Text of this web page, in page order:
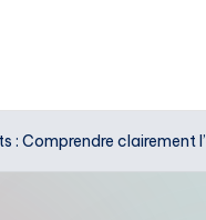
: Comprendre clairement